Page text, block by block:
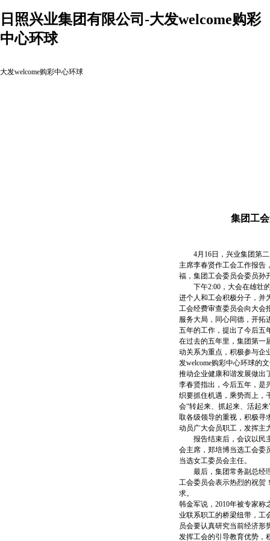
日照兴业集团有限公司-大发welcome购彩
中心环球
大发welcome购彩中心环球
集团工
4月16日，兴业集团第二
主席李春贤作工会工作报告
福，集团工会委员会委员孙
下午2:00，大会在雄壮的
进个人和工会积极分子，并
工会经费审查委员会向大会
服务大局，同心同德，开拓
五年的工作，提出了今后五
在过去的五年里，集团第一
动关系为重点，积极参与企
发welcome购彩中心环球的
推动企业健康和谐发展做出
李春贤指出，今后五年，是
织要抓住机遇，乘势而上，
会“转起来、抓起来、活起
取各级领导的重视，积极寻
动员广大会员职工，发挥主
报告结束后，会议以民主
会主席，郑培博当选工会委
当选女工委员会主任。
最后，集团常务副总经理
工会委员会表示热烈的祝贺
求。
韩金军说，2010年被专家称
业联系职工的桥梁纽带，工
员会要认真研究当前经济
发挥工会的引导教育优势，